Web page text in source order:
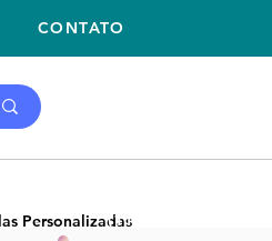
Personalizadas(11) 2059-2675
CONTATO